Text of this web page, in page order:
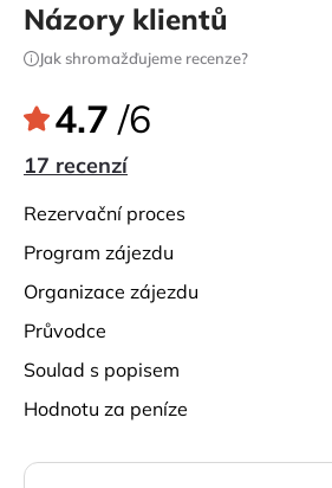
Názory klientů
Jak shromažďujeme recenze?
4.7 /6
17 recenzí
rezervační proces
program zájezdu
organizace zájezdu
průvodce
soulad s popisem
hodnotu za peníze